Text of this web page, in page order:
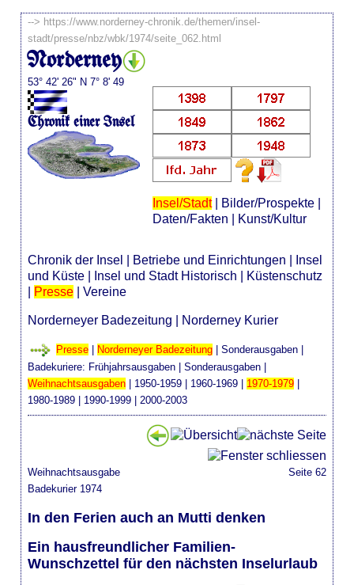
--> https://www.norderney-chronik.de/themen/insel-
stadt/presse/nbz/wbk/1974/seite_062.html
Norderney
53° 42' 26" N 7° 8' 49
Chronik einer Insel
Insel/Stadt| Bilder/Prospekte|
Daten/Fakten
Kunst/Kultur
Chronik der Insel Betriebe und Einrichtungen
Insel
und Küste
Insel und Stadt Historisch
Küstenschutz
Presse |Vereine
Norderneyer Badezeitung Norderney Kurier
Presse Norderneyer Badezeitung |Sonderausgaben
Badekuriere: Frühjahrsausgaben |Sonderausgaben |
Weihnachtsausgaben | 1950-1959 | 1960-1969 | 1970-1979 |
1980-1989 | 1990-1999 | 2000-2003
Weihnachtsausgabe
Badekurier 1974
Seite 62
In den Ferien auch an Mutti denken
Ein hausfreundlicher Familien-
Wunschzettel für den nächsten Inselurlaub